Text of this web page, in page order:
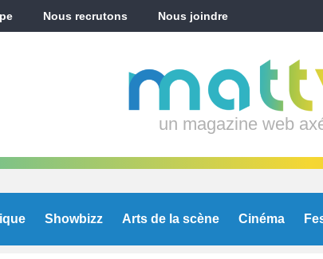
Nous recrutons Nous joindre
un magazine web
Showbizz Arts de la scène Cinéma